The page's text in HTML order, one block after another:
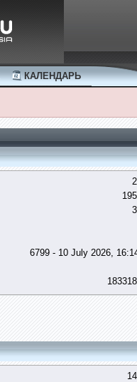
КАЛЕНДАРЬ
6799 - 10 July 2026,